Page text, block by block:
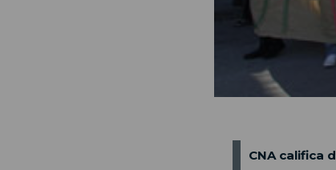
CNA califica